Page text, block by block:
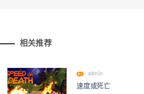
相关推荐
admin
速度或死亡